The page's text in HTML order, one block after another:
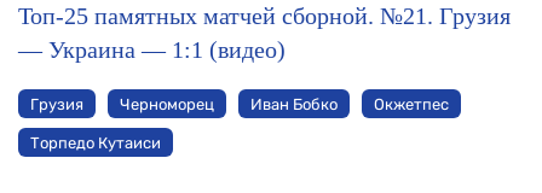
Топ-25 памятных матчей сборной. №21. Грузия
— Украина — 1:1 (видео)
Грузия Черноморец Иван Бобко Окжетпес
Торпедо Кутаиси